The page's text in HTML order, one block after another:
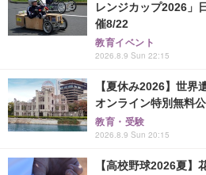
レンジカップ2026」
催8/22
教育イベント
2026.8.9 Sun 22:15
【夏休み2026】世界
オンライン特別無料
教育・受験
2026.8.9 Sun 20:15
【高校野球2026夏】